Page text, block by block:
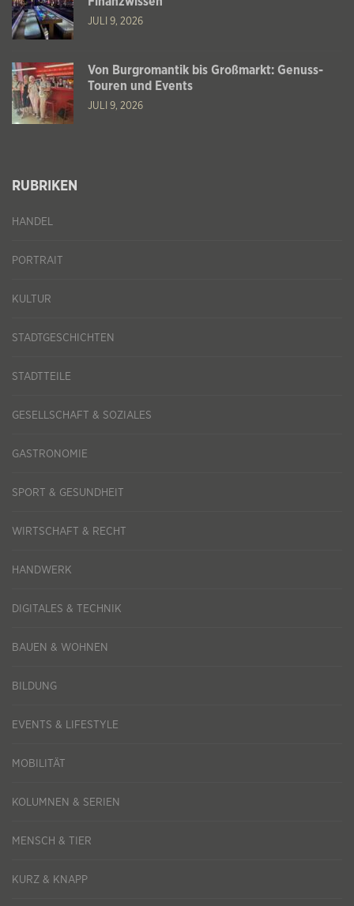
JULI 9, 2026
Von Burgromantik bis Großmarkt: Genuss-
Touren und Events
JULI 9, 2026
RUBRIKEN
HANDEL
PORTRAIT
KULTUR
STADTGESCHICHTEN
STADTTEILE
GESELLSCHAFT & SOZIALES
GASTRONOMIE
SPORT & GESUNDHEIT
WIRTSCHAFT & RECHT
HANDWERK
DIGITALES & TECHNIK
BAUEN & WOHNEN
BILDUNG
EVENTS & LIFESTYLE
MOBILITÄT
KOLUMNEN & SERIEN
MENSCH & TIER
KURZ & KNAPP